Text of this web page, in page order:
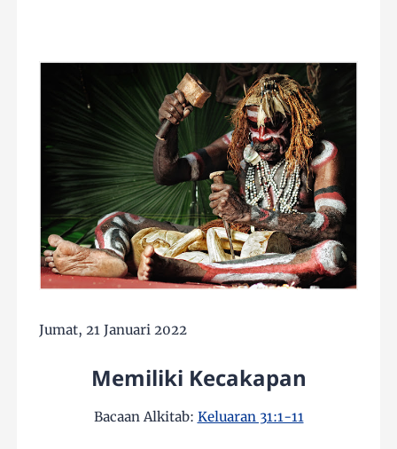
Jumat, 21 Januari 2022
Memiliki Kecakapan
Bacaan Alkitab: Keluaran 31:1-11